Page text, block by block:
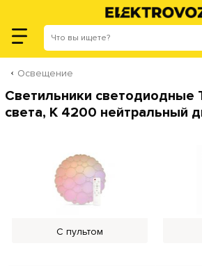
Освещение
Светильники светодиодные
света, K 4200 нейтральный
С пультом